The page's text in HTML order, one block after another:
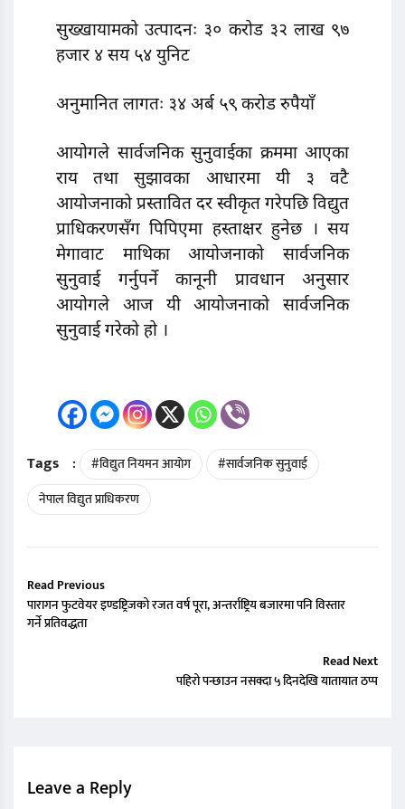
सुख्खायामको उत्पादनः ३० करोड ३२ लाख ९७
हजार ४ सय ५४ युनिट
अनुमानित लागतः ३४ अर्ब ५९ करोड रुपैयाँ
आयोगले सार्वजनिक सुनुवाईका क्रममा आएका
राय तथा सुझावका आधारमा यी ३ वटै
आयोजनाको प्रस्तावित दर स्वीकृत गरेपछि विद्युत
प्राधिकरणसँग पिपिएमा हस्ताक्षर हुनेछ । सय
मेगावाट माथिका आयाेजनाकाे सार्वजनिक
सुनुवाई गर्नुपर्ने कानूनी प्रावधान अनुसार
आयाेगले आज यी आयाेजनाकाे सार्वजनिक
सुनुवाई गरेकाे हाे ।
Tags : #विद्युत नियमन आयाेग
#सार्वजनिक सुनुवाई
नेपाल विद्युत प्राधिकरण
Read Previous
पारागन फुटवेयर इण्डष्ट्रिजको रजत वर्ष पूरा, अन्तर्राष्ट्रिय बजारमा पनि विस्तार
गर्ने प्रतिवद्धता
Read Next
पहिरो पन्छाउन नसक्दा ५ दिनदेखि यातायात ठप्प
Leave a Reply